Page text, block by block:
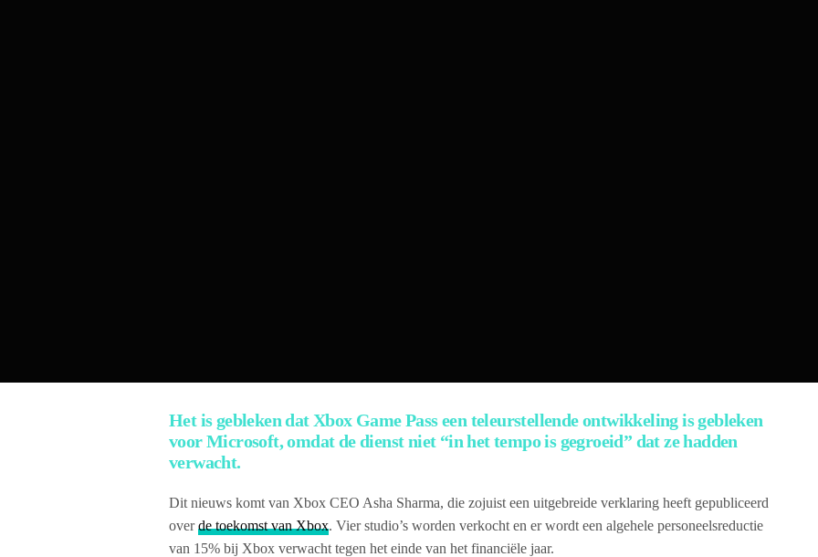
Het is gebleken dat Xbox Game Pass een teleurstellende ontwikkeling is gebleken
voor Microsoft, omdat de dienst niet “in het tempo is gegroeid” dat ze hadden
verwacht.
Dit nieuws komt van Xbox CEO Asha Sharma, die zojuist een uitgebreide verklaring heeft gepubliceerd
overde toekomst van Xbox. Vier studio’s worden verkocht en er wordt een algehele personeelsreductie
van 15% bij Xbox verwacht tegen het einde van het financiële jaar.